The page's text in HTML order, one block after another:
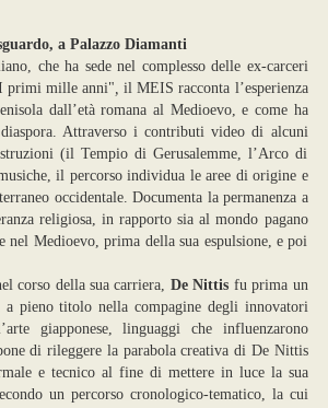
a Palazzo Diamanti
che ha sede nel complesso delle ex-carceri
I primi mille anni",il MEIS racconta l’esperienza
dall’età romana al Medioevo, e come ha
Attraverso i contributi video di alcuni
(il Tempio di Gerusalemme, l’Arco di
il percorso individua le aree di origine e
occidentale. Documenta la permanenza a
religiosa, in rapporto sia al mondo pagano
Medioevo, prima della sua espulsione, e poi
corso della sua carriera, De Nittis fu prima un
a pieno titolo nella compagine degli innovatori
giapponese, linguaggi che influenzarono
di rileggere la parabola creativa di De Nittis
e tecnico al fine di mettere in luce la sua
un percorso cronologico-tematico, la cui